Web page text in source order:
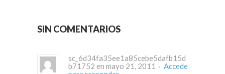
SIN COMENTARIOS
sc_6d34fa35ee1a85cebe5dafb15d
b71752 en mayo 21, 2011 · Accede